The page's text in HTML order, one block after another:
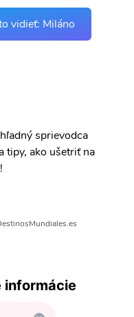
vidieť: Miláno
sprievodca
tipy, ako ušetriť na
informácie